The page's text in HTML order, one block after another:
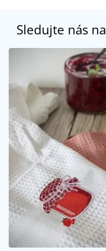
Sledujte nás